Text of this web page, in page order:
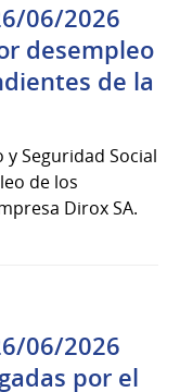
06/2026
desempleo
de la
Seguridad Social
de los
Dirox SA.
06/2026
por el